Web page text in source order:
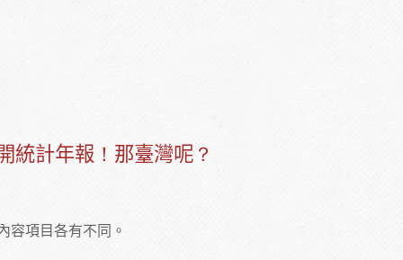
統計年報！那臺灣呢？
容項目各有不同。